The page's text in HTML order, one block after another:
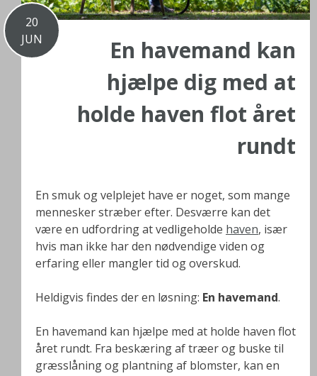
20
JUN
En havemand kan
hjælpe dig med at
holde haven flot året
rundt
En smuk og velplejet have er noget, som mange
mennesker stræber efter. Desværre kan det
være en udfordring at vedligeholde haven, især
hvis man ikke har den nødvendige viden og
erfaring eller mangler tid og overskud.
Heldigvis findes der en løsning: En havemand.
En havemand kan hjælpe med at holde haven flot
året rundt. Fra beskæring af træer og buske til
græsslåning og plantning af blomster, kan en